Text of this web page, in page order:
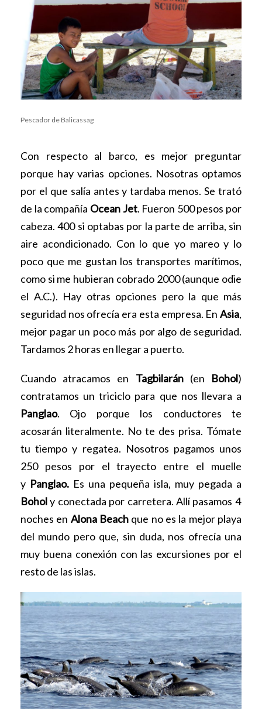
Pescador de Balicassag
Con respecto al barco, es mejor preguntar
porque hay varias opciones. Nosotras optamos
por el que salía antes y tardaba menos. Se trató
de la compañía Ocean Jet. Fueron 500 pesos por
cabeza. 400 si optabas por la parte de arriba, sin
aire acondicionado. Con lo que yo mareo y lo
poco que me gustan los transportes marítimos,
como si me hubieran cobrado 2000 (aunque odie
el A.C.). Hay otras opciones pero la que más
seguridad nos ofrecía era esta empresa. En Asia,
mejor pagar un poco más por algo de seguridad.
Tardamos 2 horas en llegar a puerto.
Cuando atracamos en Tagbilarán(en Bohol)
contratamos un triciclo para que nos llevara a
Panglao. Ojo porque los conductores te
acosarán literalmente. No te des prisa. Tómate
tu tiempo y regatea. Nosotros pagamos unos
250 pesos por el trayecto entre el muelle
y Panglao. Es una pequeña isla, muy pegada a
Boholy conectada por carretera. Allí pasamos 4
noches en Alona Beach que no es la mejor playa
del mundo pero que, sin duda, nos ofrecía una
muy buena conexión con las excursiones por el
resto de las islas.